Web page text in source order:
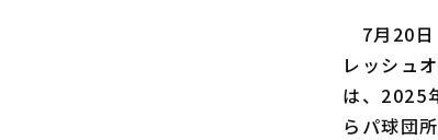
7月20日
レッシュ
は、2025
らパ球団